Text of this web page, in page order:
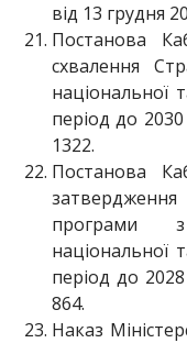
від 13 грудня
Постанова
схвалення
національної
період до
1322.
Постанова
затвердження
програми з
національної
період до
864.
Наказ